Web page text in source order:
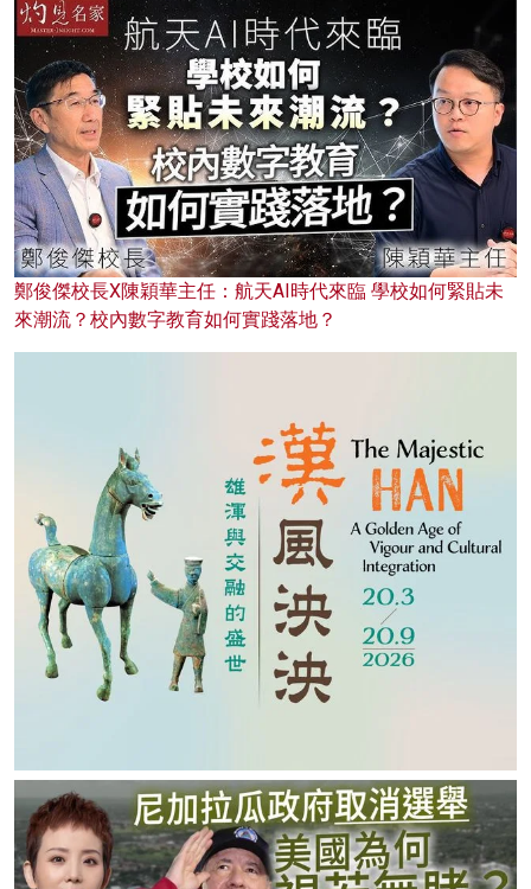
鄭俊傑校長X陳穎華主任：航天AI時代來臨 學校如何緊貼未
來潮流？校內數字教育如何實踐落地？